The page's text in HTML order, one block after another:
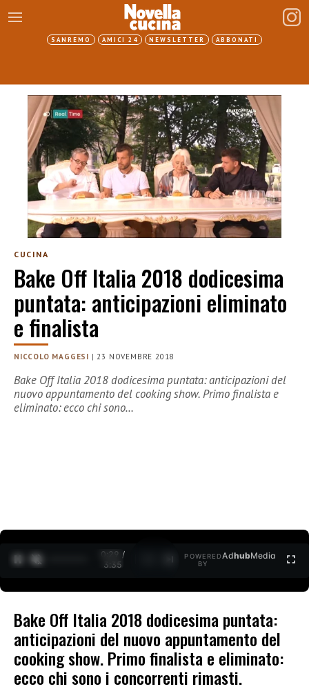
SANREMO AMICI 24 NEWSLETTER ABBONATI
CUCINA
Bake Off Italia 2018 dodicesima
puntata: anticipazioni eliminato
e finalista
NICCOLO MAGGESI |23 NOVEMBRE 2018
Bake Off Italia 2018 dodicesima puntata: anticipazioni del
nuovo appuntamento del cooking show. Primo finalista e
eliminato: ecco chi sono…
0:30 /
3:35
POWERED
BY
AdhubMedia
Bake Off Italia 2018 dodicesima puntata:
anticipazioni del nuovo appuntamento del
cooking show. Primo finalista e eliminato:
ecco chi sono i concorrenti rimasti.